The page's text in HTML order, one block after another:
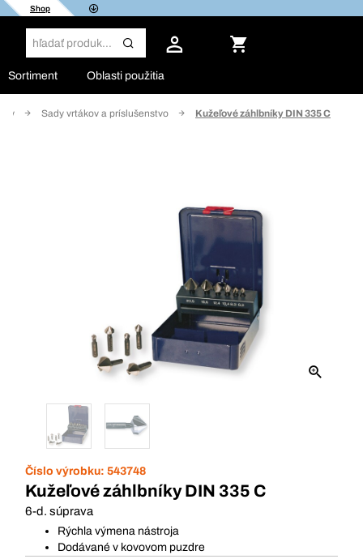
Shop
Sortiment Oblasti použitia
Sady vrtákov a príslušenstvo Kužeľové záhlbníky DIN 335 C
Číslo výrobku: 543748
Kužeľové záhlbníky DIN 335 C
6-d. súprava
Rýchla výmena nástroja
Dodávané v kovovom puzdre